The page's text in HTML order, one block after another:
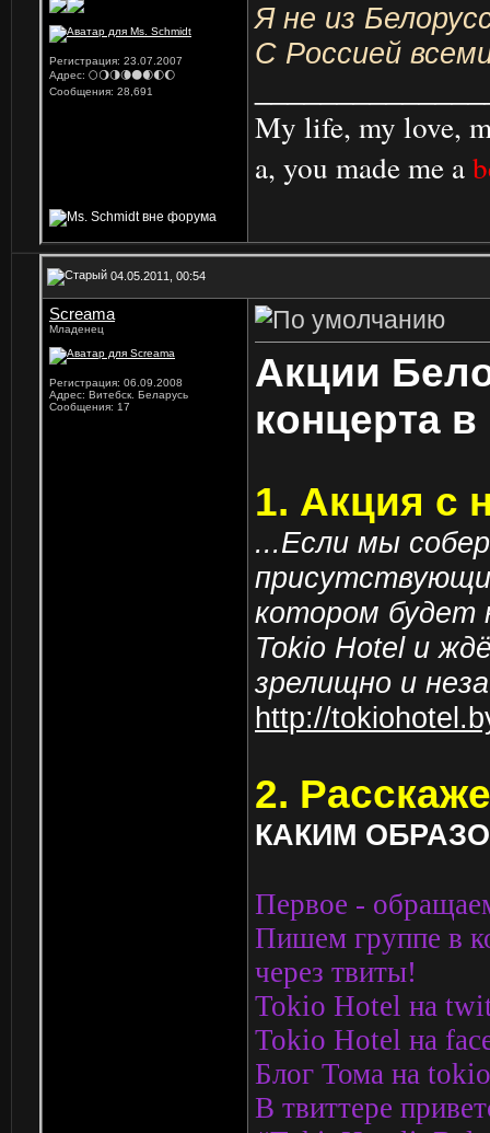
Регистрация: 23.07.2007
Адрес: 🌕🌖🌗🌘🌑🌒🌓🌔
Сообщения: 28,691
Я не из
С Россией
My life, my love,
a, you made me a
04.05.2011, 00:54
Screama
Младенец
Регистрация: 06.09.2008
Адрес: Витебск. Беларусь
Сообщения: 17
Акции
концерта
1. Акция с
...Если мы
котором будет
Tokio Hotel и
зрелищно и
http://
2.
КАКИМ
Первое -
Пишем группе в
через твиты!
Tokio Hotel на
Tokio Hotel на
Блог Тома на
В твиттере